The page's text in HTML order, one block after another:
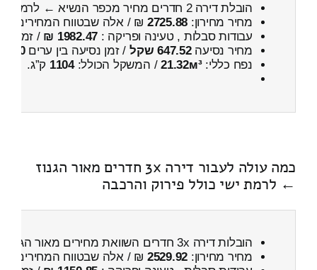
הובלת דירה 2 חדרים מחיר מכפר הנשיא ← לרמת ישי
מחיר מחירון: 2725.88 ₪ / אלה שבטווח המחירים
עבודות סבלות , טעינה ופריקה : 1982.47 ₪ / זמן :
מחיר נסיעה647.52 שקל / זמן נסיעה בין ערים50 דקות
נפח כללי:21.32м³/ המשקל הכולל:1104 ק”ג.
כמה עולה לעבור דירה 3x חדרים מאור הגנוז
← לרמת ישי כולל פירוק והרכבה
הובלות דירה 3x חדרים השוואת מחירים מאור הגנוז ← לרמת ישי
מחיר מחירון: 2529.92 ₪ / אלה שבטווח המחירים